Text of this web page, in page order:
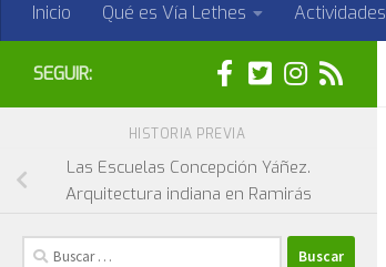
Inicio Qué es Vía Lethes Actividades
SEGUIR:
HISTORIA PREVIA
Las Escuelas Concepción Yáñez.
Arquitectura indiana en Ramirás
Buscar: